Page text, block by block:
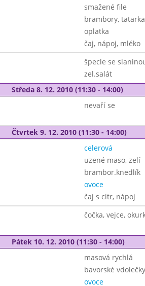
smažené file
brambory, tatarka
oplatka
čaj, nápoj, mléko
špecle se
zel.salát
Středa 8. 12. 2010 (11:30 - 14:00)
nevaří se
Čtvrtek 9. 12. 2010 (11:30 - 14:00)
celerová
uzené maso, zelí
brambor.knedlík
ovoce
čaj s citr, nápoj
čočka, vejce,
Pátek 10. 12. 2010 (11:30 - 14:00)
masová rychlá
bavorské vdolečky
ovoce